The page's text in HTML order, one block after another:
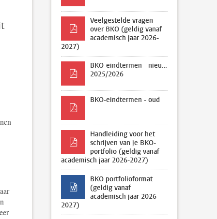
Veelgestelde vragen
over BKO (geldig vanaf
academisch jaar 2026-
2027)
BKO-eindtermen - nieuw
2025/2026
BKO-eindtermen - oud
Handleiding voor het
schrijven van je BKO-
portfolio (geldig vanaf
academisch jaar 2026-2027)
BKO portfolioformat
(geldig vanaf
academisch jaar 2026-
2027)